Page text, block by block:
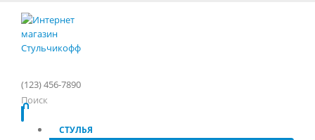
(123) 456-7890
Поиск
СТУЛЬЯ